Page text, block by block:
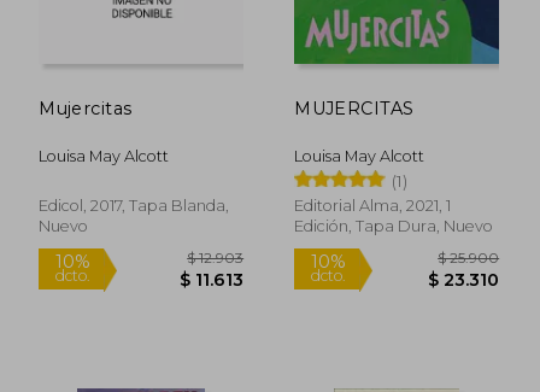
Mujercitas
Louisa May Alcott
Edicol, 2017, Tapa Blanda,
Nuevo
MUJERCITAS
Louisa May Alcott
(1)
Editorial Alma, 2021, 1
Edición, Tapa Dura, Nuevo